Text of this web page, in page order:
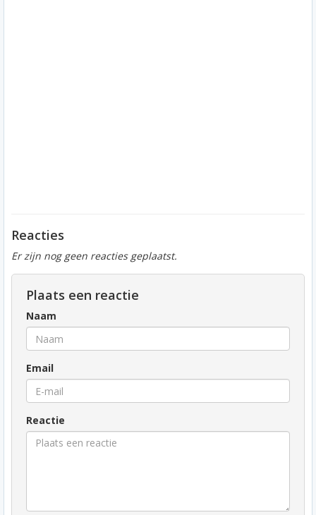
Reacties
Er zijn nog geen reacties geplaatst.
Plaats een reactie
Naam
Email
Reactie